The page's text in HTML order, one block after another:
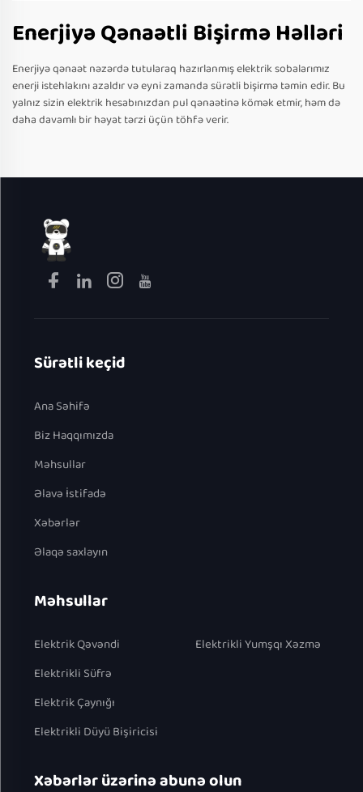
Enerjiyə Qənaətli Bişirmə Həlləri
Enerjiyə qənaət nəzərdə tutularaq hazırlanmış elektrik sobalarımız
enerji istehlakını azaldır və eyni zamanda sürətli bişirmə təmin edir. Bu
yalnız sizin elektrik hesabınızdan pul qənaətinə kömək etmir, həm də
daha davamlı bir həyat tərzi üçün töhfə verir.
Sürətli keçid
Ana Səhifə
Biz Haqqımızda
Məhsullar
Əlavə İstifadə
Xəbərlər
Əlaqə saxlayın
Məhsullar
Elektrik Qəvəndi
Elektrikli Süfrə
Elektrik Çaynığı
Elektrikli Düyü Bişiricisi
Elektrikli Yumşqı Xəzmə
Xəbərlər üzərinə abunə olun